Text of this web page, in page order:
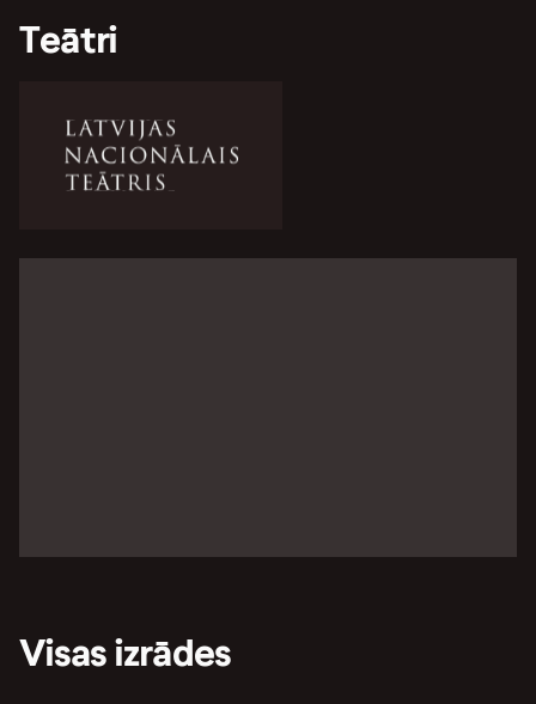
Teātri
Visas izrādes